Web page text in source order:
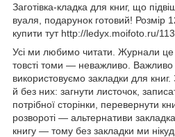
Заготівка-кладка для книг, що
вуаля, подарунок готовий! Розмір
купити тут http://ledyx.moifoto.ru/
Усі ми любимо читати. Журнали
товсті томи — неважливо.
використовуємо закладки для
й без них: загнути листочок,
потрібної сторінки, перевернути
розвороті — альтернативи
книгу — тому без закладки ми